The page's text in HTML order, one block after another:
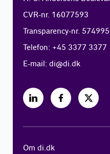
CVR-nr. 16077593
Transparency-nr.
Telefon: +45 3377 3377
E-mail:di@di.dk
Om di.dk